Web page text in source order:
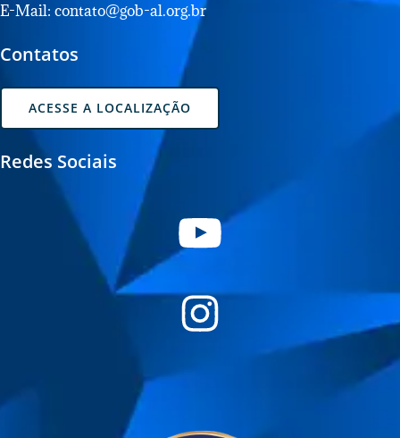
E-Mail: contato@gob-al.org.br
Contatos
ACESSE A LOCALIZAÇÃO
Redes Sociais